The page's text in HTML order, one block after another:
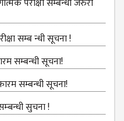
सम्ब न्धी सूचना !
सम्बन्‍धी सूचना!
सम्बन्‍धी सूचना!
सुचना !